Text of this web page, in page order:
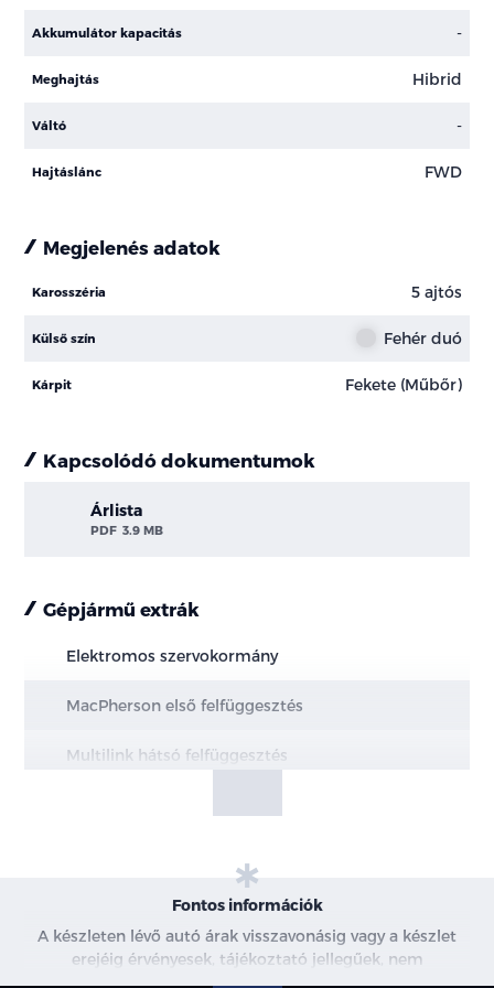
Akkumulátor kapacitás -
Meghajtás Hibrid
Váltó -
Hajtáslánc FWD
Megjelenés adatok
Karosszéria 5 ajtós
Külső szín Fehér duó
Kárpit Fekete (Műbőr)
Kapcsolódó dokumentumok
Árlista
PDF 3.9 MB
Gépjármű extrák
Elektromos szervokormány
MacPherson első felfüggesztés
Multilink hátsó felfüggesztés
Motor- és alsó burkolat védelem
18"-os könnyűfém keréktárcsák
Fontos információk
A készleten lévő autó árak visszavonásig vagy a készlet
erejéig érvényesek, tájékoztató jellegűek, nem
minősülnek ajánlattételnek, a képek csak illusztrációk. A